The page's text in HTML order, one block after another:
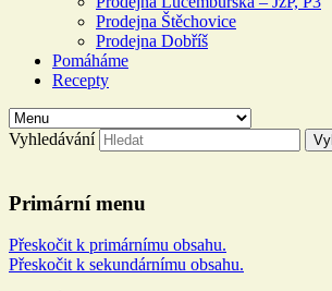
Prodejna Štěchovice
Prodejna Dobříš
Pomáháme
Recepty
DOLEJŠÍCH
Více než 100 let rodinné
Vyhledávání
Primární menu
Přeskočit k primárnímu obsahu.
Přeskočit k sekundárnímu obsahu.